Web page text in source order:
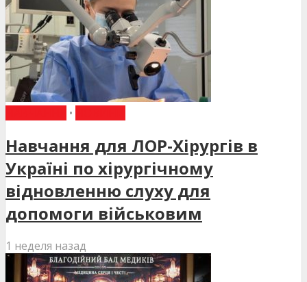
•
Навчання для ЛОР-Хірургів в
Україні по хірургічному
відновленню слуху для
допомоги військовим
1 неделя назад